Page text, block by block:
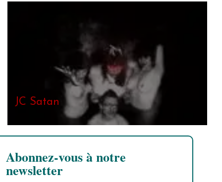
JC Satan
Abonnez-vous à notre
newsletter